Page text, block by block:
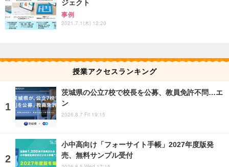
ジェクト
事例
2021.7.1(木) 12:20
授業アクセスランキング
茨城県の公立7校で校長を公募、教員免許不問…エ
ン
2026.8.7 Fri 19:15
小中高向け「フォーサイト手帳」2027年度版発
売、無料サンプル受付